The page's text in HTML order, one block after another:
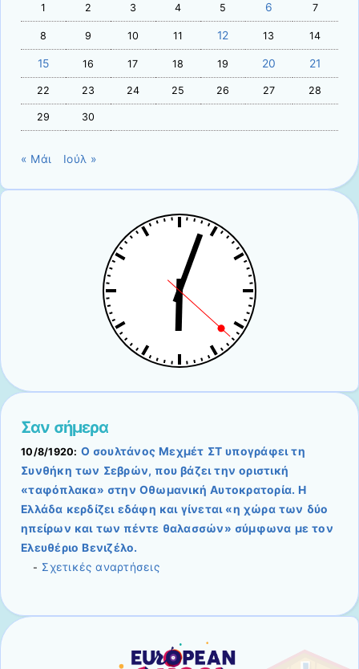
1 2 3 4 5 6 7
8 9 10 11 12 13 14
15 16 17 18 19 20 21
22 23 24 25 26 27 28
29 30
« Μάι Ιούλ »
Σαν σήμερα
10/8/1920: Ο σουλτάνος Μεχμέτ ΣΤ υπογράφει τη
Συνθήκη των Σεβρών, που βάζει την οριστική
«ταφόπλακα» στην Οθωμανική Αυτοκρατορία. Η
Ελλάδα κερδίζει εδάφη και γίνεται «η χώρα των δύο
ηπείρων και των πέντε θαλασσών» σύμφωνα με τον
Ελευθέριο Βενιζέλο.
- Σχετικές αναρτήσεις